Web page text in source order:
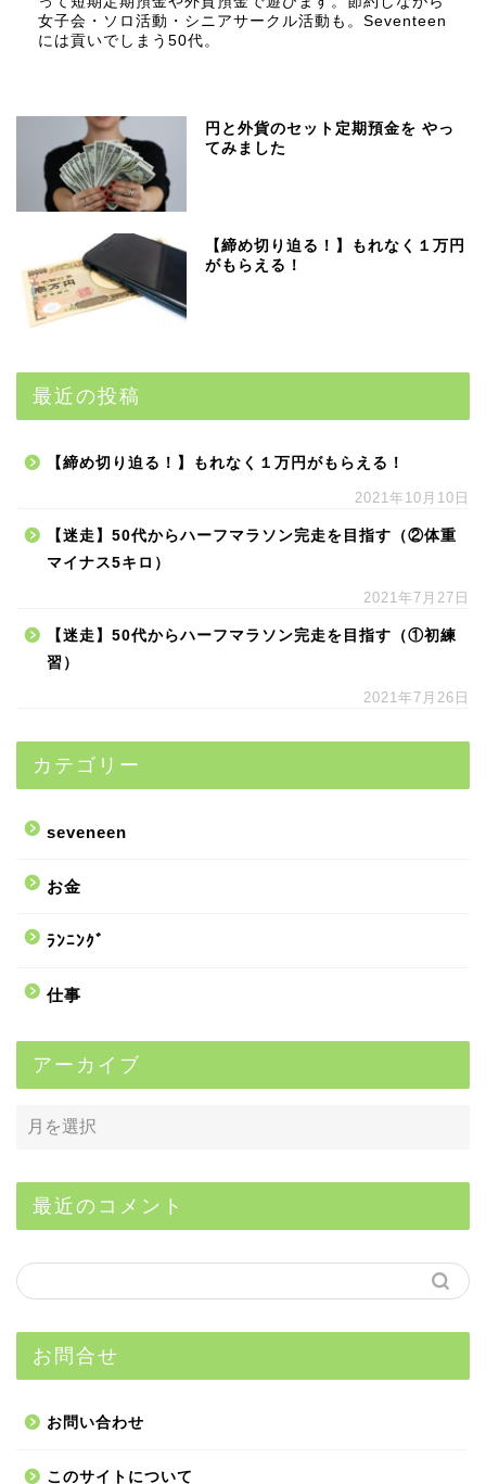
女子会・ソロ活動・シニアサークル活動も。Seventeen
には貢いでしまう50代。
円と外貨のセット定期預金を やっ
てみました
【締め切り迫る！】もれなく１万円
がもらえる！
最近の投稿
【締め切り迫る！】もれなく１万円がもらえる！
2021年10月10日
【迷走】50代からハーフマラソン完走を目指す（②体重
マイナス5キロ）
2021年7月27日
【迷走】50代からハーフマラソン完走を目指す（①初練
習）
2021年7月26日
カテゴリー
seveneen
お金
ﾗﾝﾆﾝｸﾞ
仕事
アーカイブ
最近のコメント
お問合せ
お問い合わせ
このサイトについて